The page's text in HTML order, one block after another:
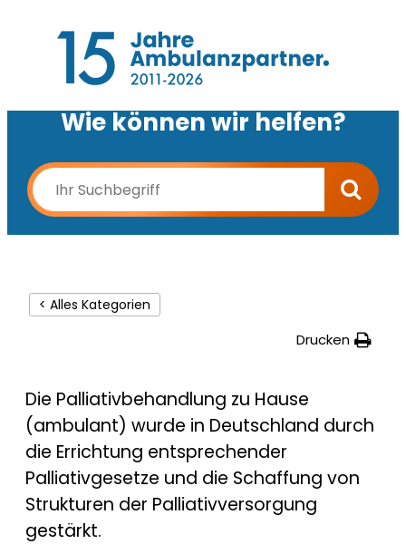
Wie können wir helfen?
< Alles Kategorien
Drucken
Die Palliativbehandlung zu Hause
(ambulant) wurde in Deutschland durch
die Errichtung entsprechender
Palliativgesetze und die Schaffung von
Strukturen der Palliativversorgung
gestärkt.